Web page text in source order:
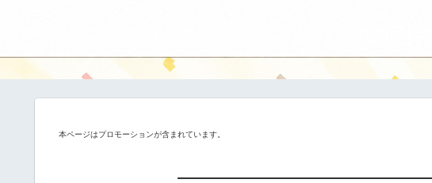
本ページはプロモーションが含まれています。